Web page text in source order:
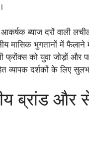
ब्याज दरों वाली
मासिक भुगतानों में
फ्रोंक्स को युवा जोड़ों और
व्यापक दर्शकों के लिए
ब्रांड और